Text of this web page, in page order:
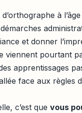
à
et donner
viennent pourtant
apprentissages
face aux règles
c’est que vous